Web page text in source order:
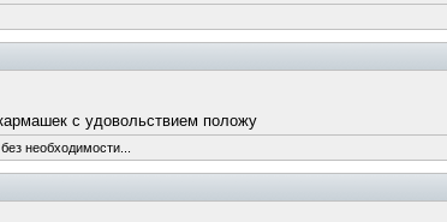
с удовольствием положу
необходимости...